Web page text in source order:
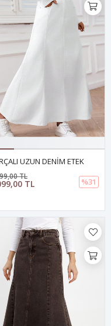
UZUN DENİM ETEK
TL
TL
%31